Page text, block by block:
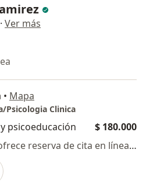
· Ver más
• Mapa
Psicologia Clinica
psicoeducación
$ 180.000
Este especialista no ofrece reserva de cita en línea en esta dirección.